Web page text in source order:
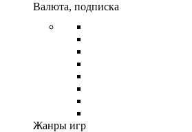
Валюта, подписка
Жанры игр